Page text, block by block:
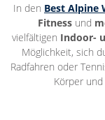
In den Best Alpine
Fitness und
vielfältigen Indoor-
Möglichkeit, sich
Radfahren oder
Körper